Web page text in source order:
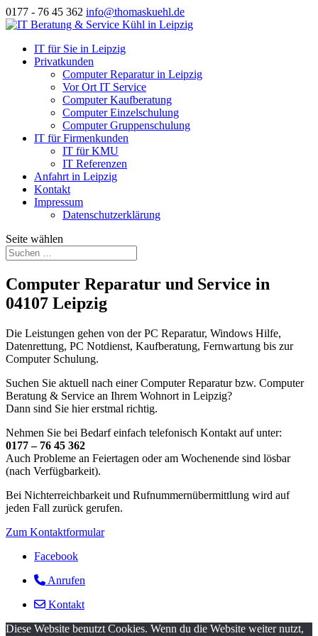
0177 - 76 45 362 info@thomaskuehl.de
IT für Sie in Leipzig
Privatkunden
Computer Reparatur in Leipzig
Vor Ort IT Service
Computer Kaufberatung
Computer Einzelschulung
Computer Gruppenschulung
IT für Firmenkunden
IT für KMU
IT Referenzen
Anfahrt in Leipzig
Kontakt
Impressum
Datenschutzerklärung
Seite wählen
Computer Reparatur und Service in
04107 Leipzig
Die Leistungen gehen von der PC Reparatur, Windows Hilfe,
Datenrettung, PC Notdienst, Kaufberatung, Fernwartung bis zur
Computer Schulung.
Suchen Sie aktuell nach einer Computer Reparatur bzw. Computer
Beratung & Service an Ihrem Wohnort in Leipzig?
Dann sind Sie hier erstmal richtig.
Nehmen Sie bei Bedarf einfach telefonisch Kontakt auf unter:
0177 – 76 45 362
Auch Probleme an Feiertagen oder am Wochenende sind lösbar
(nach Verfügbarkeit).
Bei Nichterreichbarkeit und Rufnummernübermittlung wird auf
jeden Fall zurück gerufen.
Zum Kontaktformular
Facebook
Anrufen
Kontakt
Diese Website benutzt Cookies. Wenn du die Website weiter nutzt,